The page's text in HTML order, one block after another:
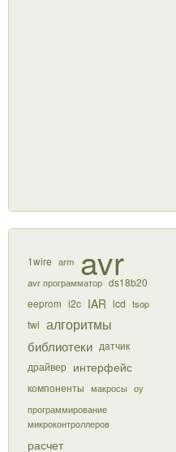
1wire arm avr
avr программатор ds18b20
eeprom i2c IAR lcd tsop
twi алгоритмы
библиотеки датчик
драйвер интерфейс
компоненты макросы оу
программирование
микроконтроллеров
расчет